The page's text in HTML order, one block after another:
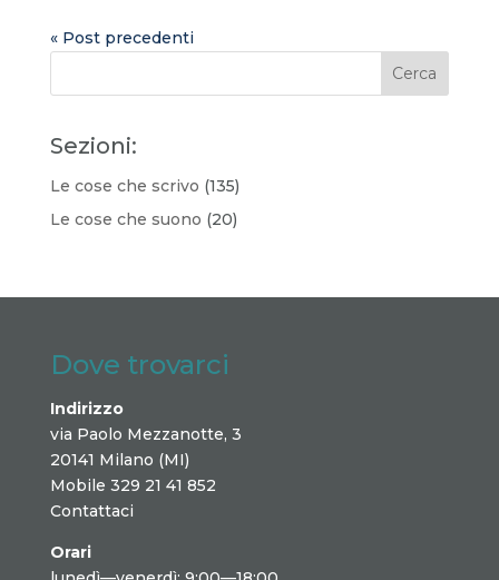
« Post precedenti
Sezioni:
Le cose che scrivo (135)
Le cose che suono (20)
Dove trovarci
Indirizzo
via Paolo Mezzanotte, 3
20141 Milano (MI)
Mobile 329 21 41 852
Contattaci
Orari